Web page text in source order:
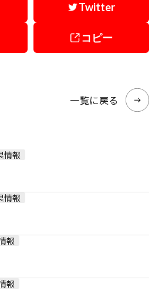
Twitter
コピー
一覧に戻る
情報
情報
報
報